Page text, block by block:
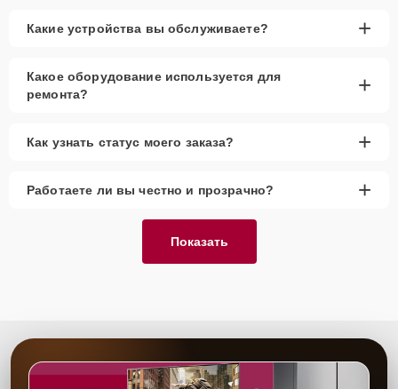
Какие устройства вы обслуживаете? +
Какое оборудование используется для
ремонта?
+
Как узнать статус моего заказа? +
Работаете ли вы честно и прозрачно? +
Показать